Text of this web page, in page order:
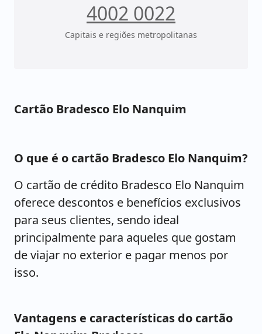
4002 0022
Capitais e regiões metropolitanas
Cartão Bradesco Elo Nanquim
O que é o cartão Bradesco Elo Nanquim?
O cartão de crédito Bradesco Elo Nanquim
oferece descontos e benefícios exclusivos
para seus clientes, sendo ideal
principalmente para aqueles que gostam
de viajar no exterior e pagar menos por
isso.
Vantagens e características do cartão